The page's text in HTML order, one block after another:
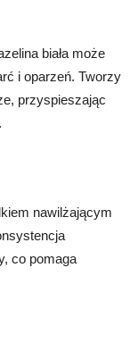
biała może
i oparzeń. Tworzy
przyspieszając
nawilżającym
co pomaga